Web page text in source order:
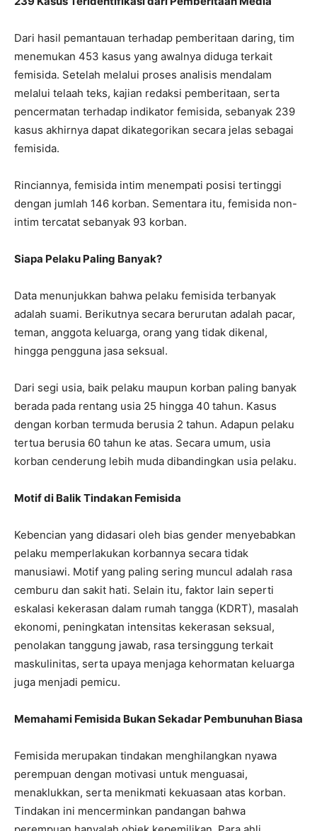
Dari hasil pemantauan terhadap pemberitaan daring, tim
menemukan 453 kasus yang awalnya diduga terkait
femisida. Setelah melalui proses analisis mendalam
melalui telaah teks, kajian redaksi pemberitaan, serta
pencermatan terhadap indikator femisida, sebanyak 239
kasus akhirnya dapat dikategorikan secara jelas sebagai
femisida.
Rinciannya, femisida intim menempati posisi tertinggi
dengan jumlah 146 korban. Sementara itu, femisida non-
intim tercatat sebanyak 93 korban.
Siapa Pelaku Paling Banyak?
Data menunjukkan bahwa pelaku femisida terbanyak
adalah suami. Berikutnya secara berurutan adalah pacar,
teman, anggota keluarga, orang yang tidak dikenal,
hingga pengguna jasa seksual.
Dari segi usia, baik pelaku maupun korban paling banyak
berada pada rentang usia 25 hingga 40 tahun. Kasus
dengan korban termuda berusia 2 tahun. Adapun pelaku
tertua berusia 60 tahun ke atas. Secara umum, usia
korban cenderung lebih muda dibandingkan usia pelaku.
Motif di Balik Tindakan Femisida
Kebencian yang didasari oleh bias gender menyebabkan
pelaku memperlakukan korbannya secara tidak
manusiawi. Motif yang paling sering muncul adalah rasa
cemburu dan sakit hati. Selain itu, faktor lain seperti
eskalasi kekerasan dalam rumah tangga (KDRT), masalah
ekonomi, peningkatan intensitas kekerasan seksual,
penolakan tanggung jawab, rasa tersinggung terkait
maskulinitas, serta upaya menjaga kehormatan keluarga
juga menjadi pemicu.
Memahami Femisida Bukan Sekadar Pembunuhan Biasa
Femisida merupakan tindakan menghilangkan nyawa
perempuan dengan motivasi untuk menguasai,
menaklukkan, serta menikmati kekuasaan atas korban.
Tindakan ini mencerminkan pandangan bahwa